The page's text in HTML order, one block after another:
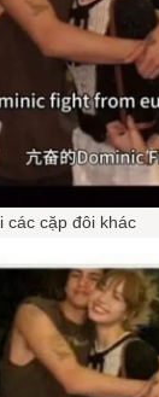
các cặp đôi khác